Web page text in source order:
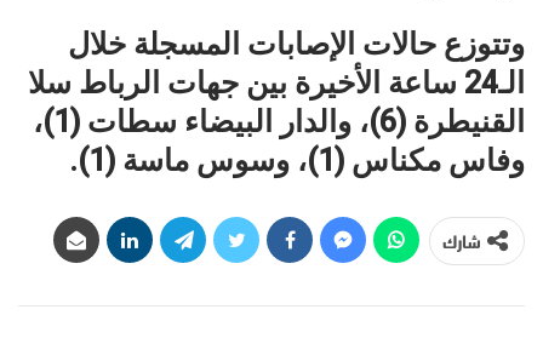
وتتوزع حالات الإصابات المسجلة خلال
الـ24 ساعة الأخيرة بين جهات الرباط سلا
القنيطرة (6)، والدار البيضاء سطات (1)،
وفاس مكناس (1)، وسوس ماسة (1).
شارك